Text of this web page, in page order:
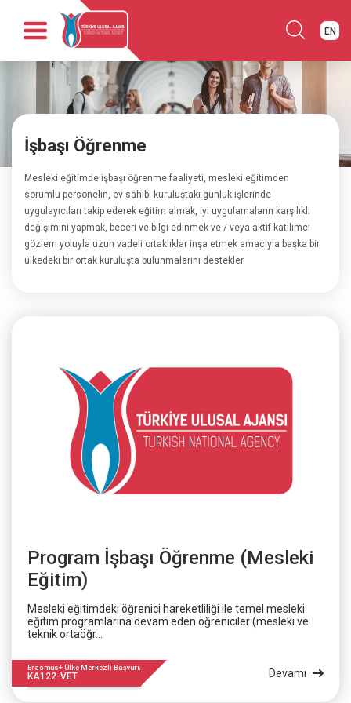
Anasayfa
Fırsatlar
Programlar
Yayınlar
İletişim
EN
İşbaşı Öğrenme
Mesleki eğitimde işbaşı öğrenme faaliyeti, mesleki eğitimden
sorumlu personelin, ev sahibi kuruluştaki günlük işlerinde
uygulayıcıları takip ederek eğitim almak, iyi uygulamaların karşılıklı
değişimini yapmak, beceri ve bilgi edinmek ve / veya aktif katılımcı
gözlem yoluyla uzun vadeli ortaklıklar inşa etmek amacıyla başka bir
ülkedeki bir ortak kuruluşta bulunmalarını destekler.
Program İşbaşı Öğrenme (Mesleki
Eğitim)
Mesleki eğitimdeki öğrenici hareketliliği ile temel mesleki
eğitim programlarına devam eden öğreniciler (mesleki ve
teknik ortaöğr...
Erasmus+ Ülke Merkezli Başvuru
KA122-VET Devamı